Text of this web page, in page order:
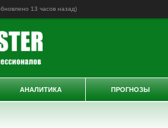
13 часов назад)
АНАЛИТИКА ПРОГНОЗЫ